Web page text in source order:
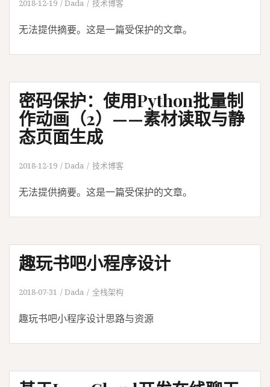
2018-12-19 Dada 技术博客
无法提供摘要。这是一篇受保护的文章。
密码保护：使用Python批量制
作动画（2）——素材读取与静
态页面生成
2018-12-19 Dada 技术博客
无法提供摘要。这是一篇受保护的文章。
趣玩书吧小程序设计
2018-07-31 Dada 全栈架构
趣玩书吧小程序设计思路与资源